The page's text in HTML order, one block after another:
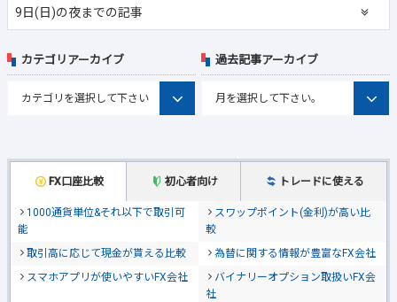
9日(日)の夜までの記事
FX口座比較 初心者向け トレードに使える
1000通貨単位&それ以下で取引可
能
スワップポイント(金利)が高い比
較
取引高に応じて現金が貰える比較
為替に関する情報が豊富なFX会社
スマホアプリが使いやすいFX会社
バイナリーオプション取扱いFX会
社
カテゴリアーカイブ 過去記事アーカイブ